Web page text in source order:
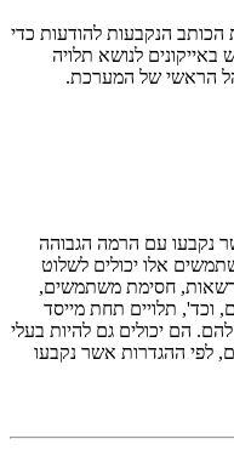
הכותב הנקבעות להודעות כדי
לנושא תלויה
הראשי של המערכת.
נקבעו עם הרמה הגבוהה
אלו יכולים לשלוט
חסימת משתמשים,
וכד', תלויים תחת מייסד
הם יכולים גם להיות בעלי
לפי ההגדרות אשר נקבעו